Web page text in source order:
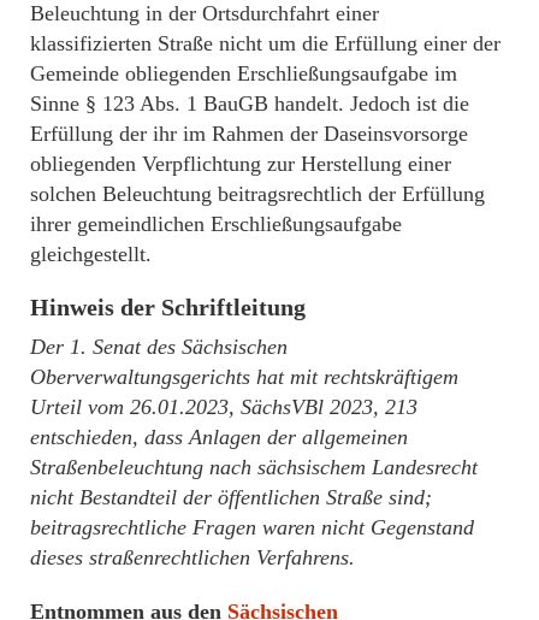
Beleuchtung in der Ortsdurchfahrt einer
klassifizierten Straße nicht um die Erfüllung einer der
Gemeinde obliegenden Erschließungsaufgabe im
Sinne § 123 Abs. 1 BauGB handelt. Jedoch ist die
Erfüllung der ihr im Rahmen der Daseinsvorsorge
obliegenden Verpflichtung zur Herstellung einer
solchen Beleuchtung beitragsrechtlich der Erfüllung
ihrer gemeindlichen Erschließungsaufgabe
gleichgestellt.
Hinweis der Schriftleitung
Der 1. Senat des Sächsischen
Oberverwaltungsgerichts hat mit rechtskräftigem
Urteil vom 26.01.2023, SächsVBl 2023, 213
entschieden, dass Anlagen der allgemeinen
Straßenbeleuchtung nach sächsischem Landesrecht
nicht Bestandteil der öffentlichen Straße sind;
beitragsrechtliche Fragen waren nicht Gegenstand
dieses straßenrechtlichen Verfahrens.
Entnommen aus den Sächsischen